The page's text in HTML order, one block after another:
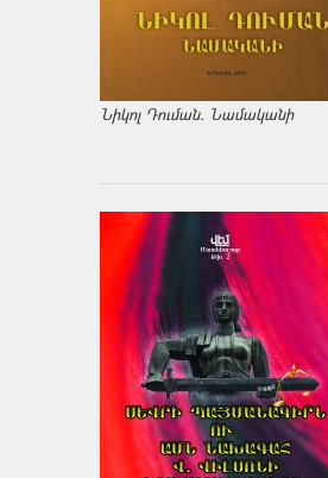
Նիկոլ Դուման. Նամականի